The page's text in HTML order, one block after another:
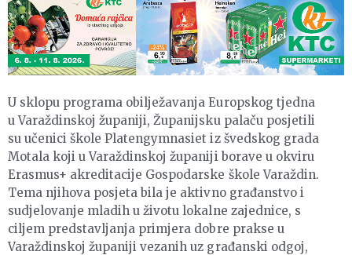
U sklopu programa obilježavanja Europskog tjedna
u Varaždinskoj županiji, Županijsku palaču posjetili
su učenici škole Platengymnasiet iz švedskog grada
Motala koji u Varaždinskoj županiji borave u okviru
Erasmus+ akreditacije Gospodarske škole Varaždin.
Tema njihova posjeta bila je aktivno građanstvo i
sudjelovanje mladih u životu lokalne zajednice, s
ciljem predstavljanja primjera dobre prakse u
Varaždinskoj županiji vezanih uz građanski odgoj,